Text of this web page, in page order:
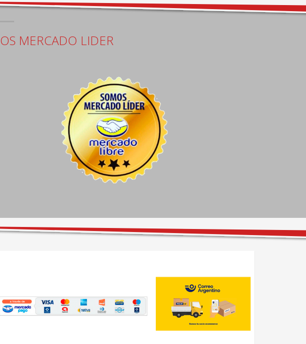
Carlos Distefano
14 days ago
Excelente atención pre
venta de Ezequiel, el
personal excelente y las
instalaciones con todo lo
necesario para esperar bien
MERCADO LIDER